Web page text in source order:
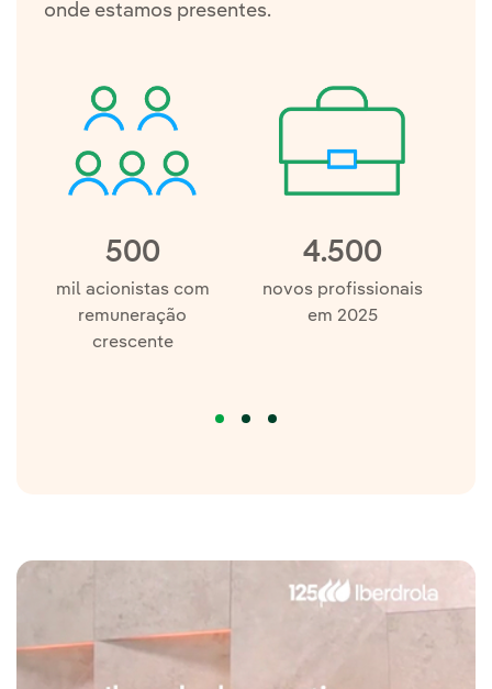
onde estamos presentes.
500
mil acionistas com
remuneração
crescente
4.500
novos profissionais
em 2025